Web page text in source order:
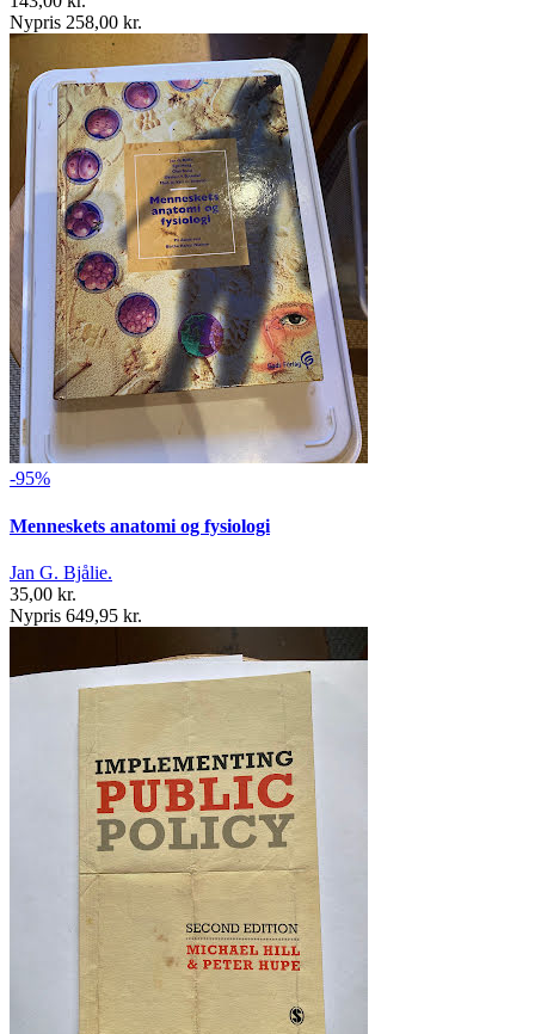
Nypris 258,00 kr.
-95%
Menneskets anatomi og fysiologi
Jan G. Bjålie.
35,00 kr.
Nypris 649,95 kr.